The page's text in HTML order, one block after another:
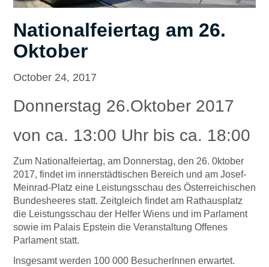
Nationalfeiertag am 26.
Oktober
October 24, 2017
Donnerstag 26.Oktober 2017
von ca. 13:00 Uhr bis ca. 18:00
Zum Nationalfeiertag, am Donnerstag, den 26. 0ktober
2017, findet im innerstädtischen Bereich und am Josef-
Meinrad-Platz eine Leistungsschau des Österreichischen
Bundesheeres statt. Zeitgleich findet am Rathausplatz
die Leistungsschau der Helfer Wiens und im Parlament
sowie im Palais Epstein die Veranstaltung Offenes
Parlament statt.
Insgesamt werden 100 000 BesucherInnen erwartet.